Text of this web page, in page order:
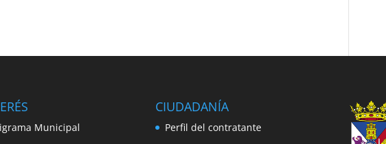
Municipal
CIUDADANÍA
Perfil del contratante